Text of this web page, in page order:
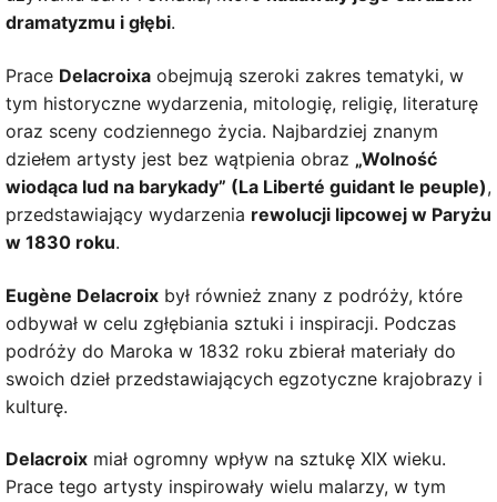
dramatyzmu i głębi.
Prace Delacroixa obejmują szeroki zakres tematyki, w
tym historyczne wydarzenia, mitologię, religię, literaturę
oraz sceny codziennego życia. Najbardziej znanym
dziełem artysty jest bez wątpienia obraz „Wolność
wiodąca lud na barykady” (La Liberté guidant le peuple),
przedstawiający wydarzenia rewolucji lipcowej w Paryżu
w 1830 roku.
Eugène Delacroix był również znany z podróży, które
odbywał w celu zgłębiania sztuki i inspiracji. Podczas
podróży do Maroka w 1832 roku zbierał materiały do
swoich dzieł przedstawiających egzotyczne krajobrazy i
kulturę.
Delacroix miał ogromny wpływ na sztukę XIX wieku.
Prace tego artysty inspirowały wielu malarzy, w tym